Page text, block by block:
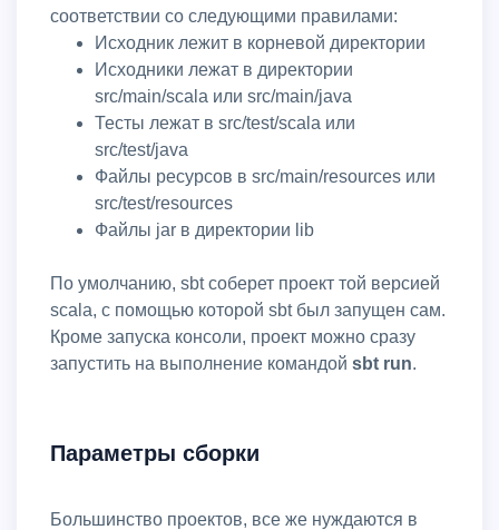
соответствии со следующими правилами:
Исходник лежит в корневой директории
Исходники лежат в директории
src/main/scala или src/main/java
Тесты лежат в src/test/scala или
src/test/java
Файлы ресурсов в src/main/resources или
src/test/resources
Файлы jar в директории lib
По умолчанию, sbt соберет проект той версией
scala, с помощью которой sbt был запущен сам.
Кроме запуска консоли, проект можно сразу
запустить на выполнение командой sbt run.
Параметры сборки
Большинство проектов, все же нуждаются в